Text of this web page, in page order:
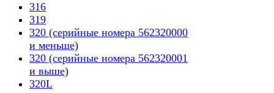
316
319
320 (серийные номера 562320000
и меньше)
320 (серийные номера 562320001
и выше)
320L